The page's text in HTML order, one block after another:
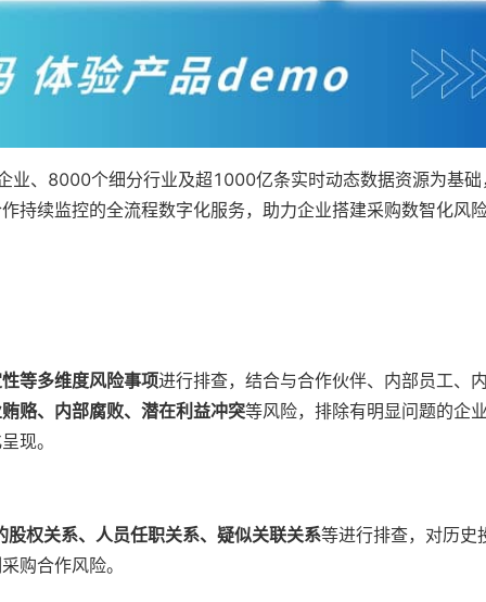
业、8000个细分行业及超1000亿条实时动态数据资源为基
持续监控的全流程数字化服务，助力企业搭建采购数智化风
等多维度风险事项进行排查，结合与合作伙伴、内部员工、
赂、内部腐败、潜在利益冲突等风险，排除有明显问题的企
现。
股权关系、人员任职关系、疑似关联关系等进行排查，对历史
购合作风险。